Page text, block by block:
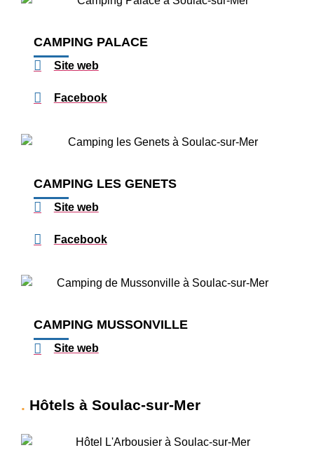
CAMPING PALACE
Site web
Facebook
CAMPING LES GENETS
Site web
Facebook
CAMPING MUSSONVILLE
Site web
Hôtels à Soulac-sur-Mer